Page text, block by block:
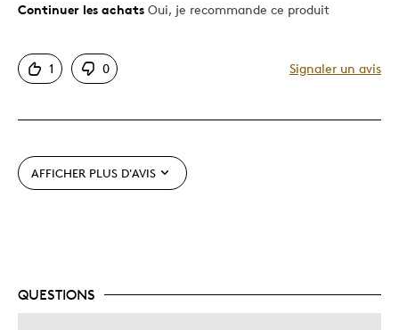
Le pour
Motif attrayant
Très bonne qualité
Les meilleures utilisations
Continuer les achats Oui, je recommande ce produit
1 0 Signaler un avis
AFFICHER PLUS D'AVIS
QUESTIONS